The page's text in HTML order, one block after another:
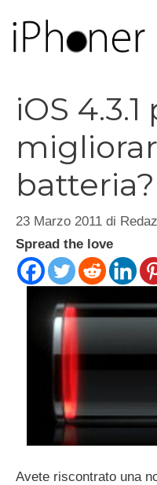
contenuto
iOS 4.3.1
batteria?
23 Marzo 2011 di
Spread the love
Avete riscontrato una